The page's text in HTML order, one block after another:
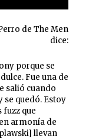
de The Men
dice:
porque se
Fue una de
salió cuando
se quedó. Estoy
que
armonía de
llevan